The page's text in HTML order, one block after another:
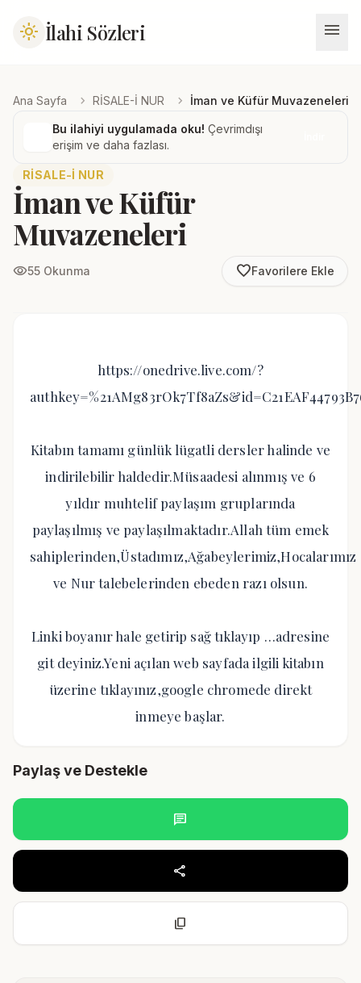
light_mode İlahi Sözleri menu
Ana Sayfa chevron_right RİSALE-İ NUR chevron_right İman ve Küfür Muvazeneleri
Bu ilahiyi uygulamada oku! Çevrimdışı
erişim ve daha fazlası.
RİSALE-İ NUR
İman ve Küfür
Muvazeneleri
visibility55 Okunma favorite_borderFavorilere Ekle
https://onedrive.live.com/?
Kitabın tamamı günlük lügatli dersler halinde ve
indirilebilir haldedir.Müsaadesi alınmış ve 6
yıldır muhtelif paylaşım gruplarında
paylaşılmış ve paylaşılmaktadır.Allah tüm emek
sahiplerinden,Üstadımız,Ağabeylerimiz,Hocalarımız
ve Nur talebelerinden ebeden razı olsun.
Linki boyanır hale getirip sağ tıklayıp …adresine
git deyiniz.Yeni açılan web sayfada ilgili kitabın
üzerine tıklayınız,google chromede direkt
inmeye başlar.
Paylaş ve Destekle
chat
share
content_copy